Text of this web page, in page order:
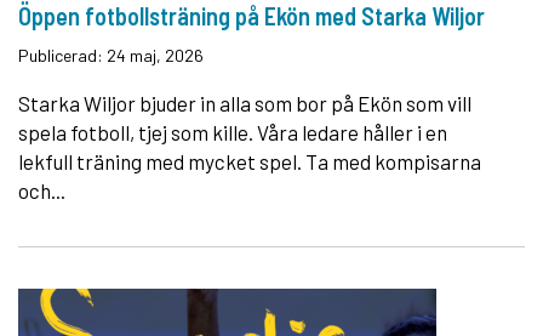
Öppen fotbollsträning på Ekön med Starka Wiljor
Publicerad: 24 maj, 2026
Starka Wiljor bjuder in alla som bor på Ekön som vill
spela fotboll, tjej som kille. Våra ledare håller i en
lekfull träning med mycket spel. Ta med kompisarna
och...